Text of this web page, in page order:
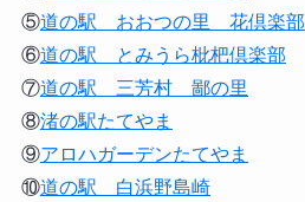
⑤道の駅 おおつの里 花倶楽部
⑥道の駅 とみうら枇杷倶楽部
⑦道の駅 三芳村 鄙の里
⑧渚の駅たてやま
⑨アロハガーデンたてやま
⑩道の駅 白浜野島崎